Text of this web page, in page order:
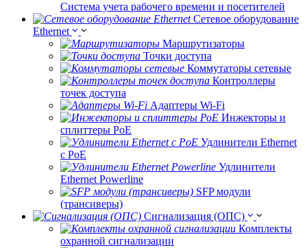
Система учета рабочего времени и посетителей
Сетевое оборудование
Ethernet
Маршрутизаторы
Точки доступа
Коммутаторы сетевые
Контроллеры
точек доступа
Адаптеры Wi-Fi
Инжекторы и
сплиттеры РоЕ
Удлинители Ethernet
с PoE
Удлинители
Ethernet Powerline
SFP модули
(трансиверы)
Сигнализация (ОПС)
Комплекты
охранной сигнализации